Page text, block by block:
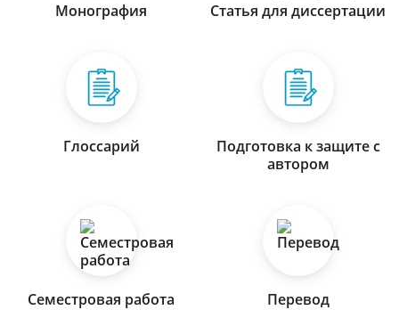
Монография Статья для диссертации
Глоссарий
Подготовка к защите с
автором
Семестровая работа Перевод